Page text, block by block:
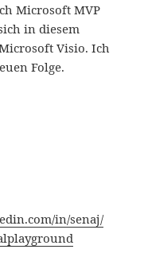
Microsoft MVP
in diesem
Visio. Ich
Folge.
in/senaj/